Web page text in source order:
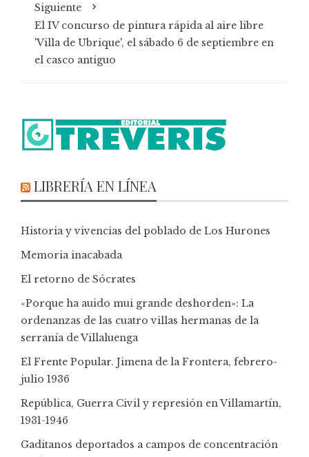
Siguiente
El IV concurso de pintura rápida al aire libre
'Villa de Ubrique', el sábado 6 de septiembre en
el casco antiguo
LIBRERÍA EN LÍNEA
Historia y vivencias del poblado de Los Hurones
Memoria inacabada
El retorno de Sócrates
«Porque ha auido mui grande deshorden»: La
ordenanzas de las cuatro villas hermanas de la
serranía de Villaluenga
El Frente Popular. Jimena de la Frontera, febrero-
julio 1936
República, Guerra Civil y represión en Villamartín,
1931-1946
Gaditanos deportados a campos de concentración